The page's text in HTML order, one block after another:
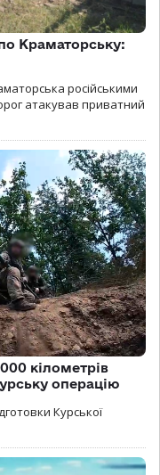
Краматорську:
російськими
атакував приватний
кілометрів
операцію
Курської